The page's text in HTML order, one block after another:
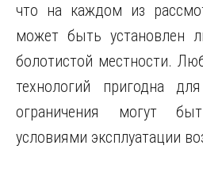
что на каждом из
может быть установлен
болотистой местности.
технологий пригодна
ограничения могут
условиями эксплуатации